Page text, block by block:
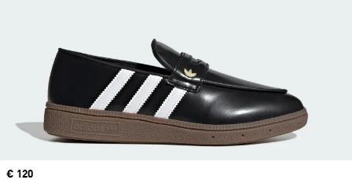
Prix
€ 120